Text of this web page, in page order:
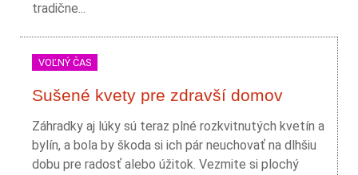
tradične...
VOĽNÝ ČAS
Sušené kvety pre zdravší domov
Záhradky aj lúky sú teraz plné rozkvitnutých kvetín a
bylín, a bola by škoda si ich pár neuchovať na dlhšiu
dobu pre radosť alebo úžitok. Vezmite si plochý